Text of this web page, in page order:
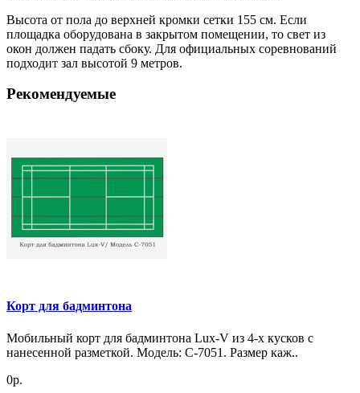
Высота от пола до верхней кромки сетки 155 см. Если
площадка оборудована в закрытом помещении, то свет из
окон должен падать сбоку. Для официальных соревнований
подходит зал высотой 9 метров.
Рекомендуемые
Корт для бадминтона
Мобильный корт для бадминтона Lux-V из 4-х кусков с
нанесенной разметкой. Модель: C-7051. Размер каж..
0р.